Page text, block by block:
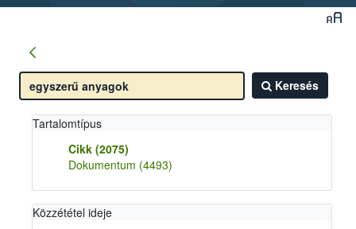
Keresés
Tartalomtípus
Cikk (2075)
Dokumentum (4493)
Közzététel ideje